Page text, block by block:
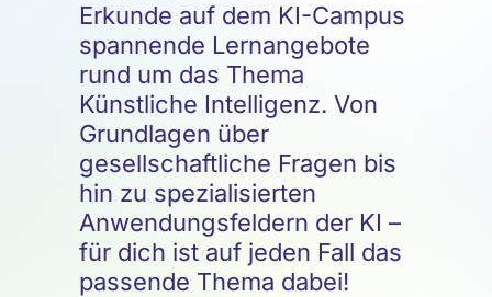
Erkunde auf dem KI-Campus
spannende Lernangebote
rund um das Thema
Künstliche Intelligenz. Von
Grundlagen über
gesellschaftliche Fragen bis
hin zu spezialisierten
Anwendungsfeldern der KI –
für dich ist auf jeden Fall das
passende Thema dabei!